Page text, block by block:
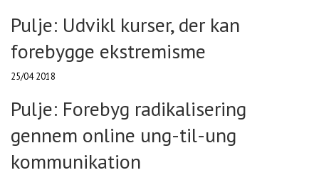
Pulje: Udvikl kurser, der kan
forebygge ekstremisme
25/04 2018
Pulje: Forebyg radikalisering
gennem online ung-til-ung
kommunikation